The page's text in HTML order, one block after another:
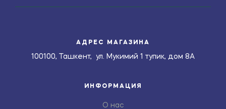
АДРЕС МАГАЗИНА
100100, Ташкент, ул. Мукимий 1 тупик, дом 8А
ИНФОРМАЦИЯ
О нас